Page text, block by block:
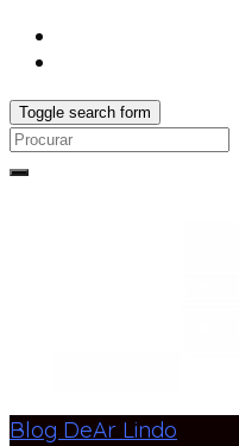
Toggle search form
Search
Blog DeAr Lindo